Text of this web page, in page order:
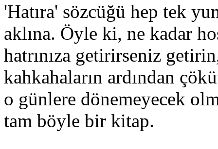
'Hatıra' sözcüğü hep tek
aklına. Öyle ki, ne kadar
hatrınıza getirirseniz
kahkahaların ardından
o günlere dönemeyecek
tam böyle bir kitap.